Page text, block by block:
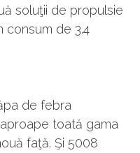
soluţii de propulsie
consum de 3.4
de febra
toată gama
faţă. Şi 5008